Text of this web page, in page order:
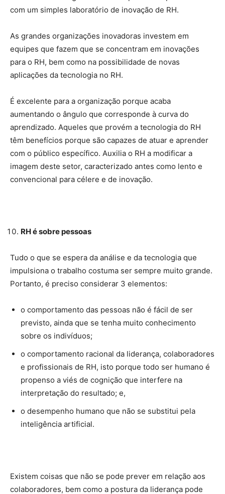
com um simples laboratório de inovação de RH.
As grandes organizações inovadoras investem em
equipes que fazem que se concentram em inovações
para o RH, bem como na possibilidade de novas
aplicações da tecnologia no RH.
É excelente para a organização porque acaba
aumentando o ângulo que corresponde à curva do
aprendizado. Aqueles que provém a tecnologia do RH
têm benefícios porque são capazes de atuar e aprender
com o público específico. Auxilia o RH a modificar a
imagem deste setor, caracterizado antes como lento e
convencional para célere e de inovação.
RH é sobre pessoas
Tudo o que se espera da análise e da tecnologia que
impulsiona o trabalho costuma ser sempre muito grande.
Portanto, é preciso considerar 3 elementos:
o comportamento das pessoas não é fácil de ser
previsto, ainda que se tenha muito conhecimento
sobre os indivíduos;
o comportamento racional da liderança, colaboradores
e profissionais de RH, isto porque todo ser humano é
propenso a viés de cognição que interfere na
interpretação do resultado; e,
o desempenho humano que não se substitui pela
inteligência artificial.
Existem coisas que não se pode prever em relação aos
colaboradores, bem como a postura da liderança pode